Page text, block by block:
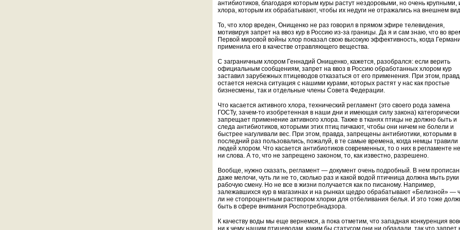
антибиотиков, благодаря которым куры растут нездоровыми, но очень крупными,
хлора, которым их обрабатывают, чтобы их недуги не отражались на внешнем
То, что хлор вреден, Онищенко не раз говорил в прямом эфире телевидения,
мотивируя запрет на ввоз кур в Россию из-за границы. Да я и сам знаю, что во
Первой мировой войны хлор показал свою высокую эффективность, когда
применила его в качестве отравляющего вещества.
С заграничным хлором Геннадий Онищенко, кажется, разобрался: если верить
официальным сообщениям, запрет на ввоз в Россию обработанных хлором кур
заставил зарубежных птицеводов отказаться от его применения. При этом,
остается неясна ситуация с нашими курами, которых растят у нас как простые
бизнесмены, так и отдельные члены Совета Федерации.
Что касается активного хлора, технический регламент (это своего рода замена
ГОСТу, зачем-то изобретенная в наши дни и имеющая силу закона) категорически
запрещает применение активного хлора. Также в тканях птицы не должно быть и
следа антибиотиков, которыми этих птиц пичкают, чтобы они ничем не болели и
быстрее нагуливали вес. При этом, правда, запрещены антибиотики, которыми в
последний раз пользовались, пожалуй, в те самые времена, когда немцы травили
людей хлором. Что касается антибиотиков современных, то о них в регламенте
ни слова. А то, что не запрещено законом, то, как известно, разрешено.
Вообще, нужно сказать, регламент — документ очень подробный. В нем
даже мелочи, чуть ли не то, сколько раз и какой водой птичница должна мыть руки
рабочую смену. Но не все в жизни получается как по писаному. Например,
залежавшихся кур в магазинах и на рынках щедро обрабатывают «Белизной» —
ли не стопроцентным раствором хлорки для отбеливания белья. И это тоже
быть в сфере внимания Роспотребнадзора.
К качеству воды мы еще вернемся, а пока отметим, что западная конкуренция
ни к чему нашим птицеводам, каким бы статусом они ни обладали, так что запрет